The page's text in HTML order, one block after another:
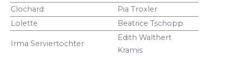
Clochard
Pia Troxler
Lolette
Beatrice Tschopp
Irma Serviertochter
Edith Walthert
Kramis